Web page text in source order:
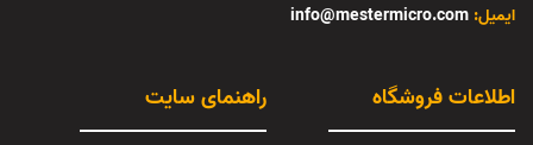
info@mestermicro.com :ایمیل
راهنمای سایت اطلاعات فروشگاه